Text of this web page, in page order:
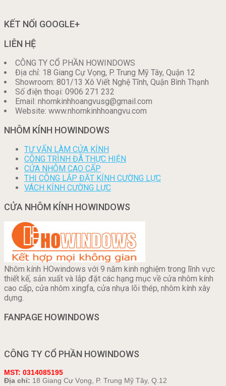
KẾT NỐI GOOGLE+
LIÊN HỆ
CÔNG TY CỔ PHẦN HOWINDOWS
Địa chỉ: 18 Giang Cự Vọng, P. Trung Mỹ Tây, Quận 12
Showroom: 801/13 Xô Viết Nghệ Tĩnh, Quận Bình Thạnh
Số điện thoại: 0906 271 232
Email: nhomkinhhoangvusg@gmail.com
Website: www.nhomkinhhoangvu.com
NHÔM KÍNH HOWINDOWS
TƯ VẤN LÀM CỬA KÍNH
CÔNG TRÌNH ĐÃ THỰC HIỆN
CỬA NHÔM CAO CẤP
THI CÔNG LẮP ĐẶT KÍNH CƯỜNG LỰC
VÁCH KÍNH CƯỜNG LỰC
CỬA NHÔM KÍNH HOWINDOWS
Nhôm kính HOwindows với 9 năm kinh nghiệm trong lĩnh vực
thiết kế, sản xuất và lắp đặt các hạng mục về cửa nhôm kính
cao cấp, cửa nhôm xingfa, cửa nhựa lõi thép, nhôm kính xây
dựng.
FANPAGE HOWINDOWS
CÔNG TY CỔ PHẦN HOWINDOWS
MST: 0314085195
Địa chỉ: 18 Giang Cự Vọng, P. Trung Mỹ Tây, Q.12